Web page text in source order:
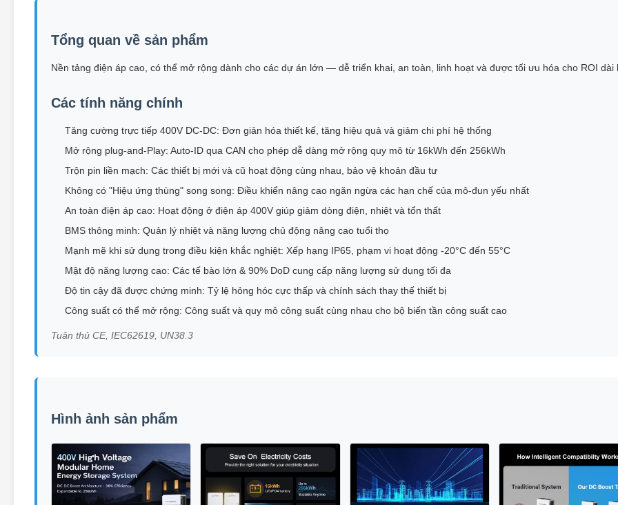
Tổng quan về sản phẩm
Nền tảng điện áp cao, có thể mở rộng dành cho các dự án lớn — dễ triển khai, an toàn, linh hoạt và được tối ưu hóa cho ROI dài
Các tính năng chính
Tăng cường trực tiếp 400V DC-DC: Đơn giản hóa thiết kế, tăng hiệu quả và giảm chi phí hệ thống
Mở rộng plug-and-Play: Auto-ID qua CAN cho phép dễ dàng mở rộng quy mô từ 16kWh đến 256kWh
Trộn pin liền mạch: Các thiết bị mới và cũ hoạt động cùng nhau, bảo vệ khoản đầu tư
Không có "Hiệu ứng thùng" song song: Điều khiển nâng cao ngăn ngừa các hạn chế của mô-đun yếu nhất
An toàn điện áp cao: Hoạt động ở điện áp 400V giúp giảm dòng điện, nhiệt và tổn thất
BMS thông minh: Quản lý nhiệt và năng lượng chủ động nâng cao tuổi thọ
Mạnh mẽ khi sử dụng trong điều kiện khắc nghiệt: Xếp hạng IP65, phạm vi hoạt động -20°C đến 55°C
Mật độ năng lượng cao: Các tế bào lớn & 90% DoD cung cấp năng lượng sử dụng tối đa
Độ tin cậy đã được chứng minh: Tỷ lệ hỏng hóc cực thấp và chính sách thay thế thiết bị
Công suất có thể mở rộng: Công suất và quy mô công suất cùng nhau cho bộ biến tần công suất cao
Tuân thủ CE, IEC62619, UN38.3
Hình ảnh sản phẩm